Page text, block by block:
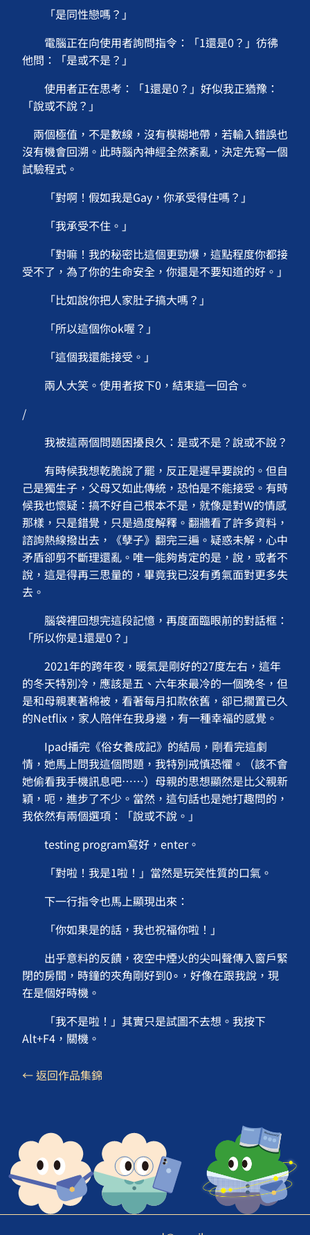
「是同性戀嗎？」
電腦正在向使用者詢問指令：「1還是0？」彷彿
他問：「是或不是？」
使用者正在思考：「1還是0？」好似我正猶豫：
「說或不說？」
兩個極值，不是數線，沒有模糊地帶，若輸入錯誤也
沒有機會回溯。此時腦內神經全然紊亂，決定先寫一個
試驗程式。
「對啊！假如我是Gay，你承受得住嗎？」
「我承受不住。」
「對嘛！我的秘密比這個更勁爆，這點程度你都接
受不了，為了你的生命安全，你還是不要知道的好。」
「比如說你把人家肚子搞大嗎？」
「所以這個你ok喔？」
「這個我還能接受。」
兩人大笑。使用者按下0，結束這一回合。
/
我被這兩個問題困擾良久：是或不是？說或不說？
有時候我想乾脆說了罷，反正是遲早要說的。但自
己是獨生子，父母又如此傳統，恐怕是不能接受。有時
候我也懷疑：搞不好自己根本不是，就像是對W的情感
那樣，只是錯覺，只是過度解釋。翻牆看了許多資料，
諮詢熱線撥出去，《孽子》翻完三遍。疑惑未解，心中
矛盾卻剪不斷理還亂。唯一能夠肯定的是，說，或者不
說，這是得再三思量的，畢竟我已沒有勇氣面對更多失
去。
腦袋裡回想完這段記憶，再度面臨眼前的對話框：
「所以你是1還是0？」
2021年的跨年夜，暖氣是剛好的27度左右，這年
的冬天特別冷，應該是五、六年來最冷的一個晚冬，但
是和母親裹著棉被，看著每月扣款依舊，卻已擱置已久
的Netflix，家人陪伴在我身邊，有一種幸福的感覺。
Ipad播完《俗女養成記》的結局，剛看完這劇
情，她馬上問我這個問題，我特別戒慎恐懼。（該不會
她偷看我手機訊息吧……）母親的思想顯然是比父親新
穎，呃，進步了不少。當然，這句話也是她打趣問的，
我依然有兩個選項：「說或不說。」
testing program寫好，enter。
「對啦！我是1啦！」當然是玩笑性質的口氣。
下一行指令也馬上顯現出來：
「你如果是的話，我也祝福你啦！」
出乎意料的反饋，夜空中煙火的尖叫聲傳入窗戶緊
閉的房間，時鐘的夾角剛好到0∘，好像在跟我說，現
在是個好時機。
「我不是啦！」其實只是試圖不去想。我按下
Alt+F4，關機。
← 返回作品集錦